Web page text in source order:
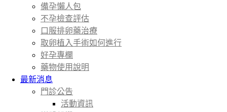
備孕懶人包
不孕檢查評估
口服排卵藥治療
取卵植入手術如何進行
好孕專欄
藥物使用說明
最新消息
門診公告
活動資訊